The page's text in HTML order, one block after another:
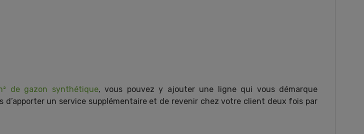
de gazon synthétique, vous pouvez y ajouter une ligne qui vous démarque
un service supplémentaire et de revenir chez votre client deux fois par